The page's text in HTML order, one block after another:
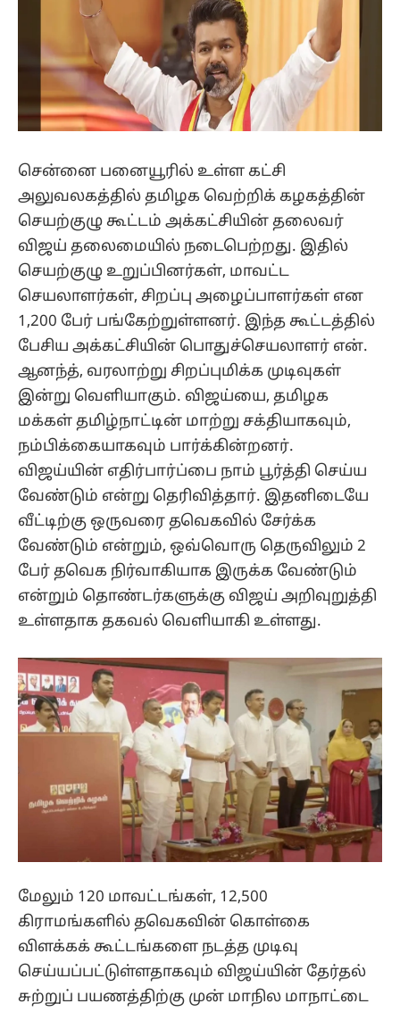
சென்னை பனையூரில் உள்ள கட்சி
அலுவலகத்தில் தமிழக வெற்றிக் கழகத்தின்
செயற்குழு கூட்டம் அக்கட்சியின் தலைவர்
விஜய் தலைமையில் நடைபெற்றது. இதில்
செயற்குழு உறுப்பினர்கள், மாவட்ட
செயலாளர்கள், சிறப்பு அழைப்பாளர்கள் என
1,200 பேர் பங்கேற்றுள்ளனர். இந்த கூட்டத்தில்
பேசிய அக்கட்சியின் பொதுச்செயலாளர் என்.
ஆனந்த், வரலாற்று சிறப்புமிக்க முடிவுகள்
இன்று வெளியாகும். விஜய்யை, தமிழக
மக்கள் தமிழ்நாட்டின் மாற்று சக்தியாகவும்,
நம்பிக்கையாகவும் பார்க்கின்றனர்.
விஜய்யின் எதிர்பார்ப்பை நாம் பூர்த்தி செய்ய
வேண்டும் என்று தெரிவித்தார். இதனிடையே
வீட்டிற்கு ஒருவரை தவெகவில் சேர்க்க
வேண்டும் என்றும், ஒவ்வொரு தெருவிலும் 2
பேர் தவெக நிர்வாகியாக இருக்க வேண்டும்
என்றும் தொண்டர்களுக்கு விஜய் அறிவுறுத்தி
உள்ளதாக தகவல் வெளியாகி உள்ளது.
மேலும் 120 மாவட்டங்கள், 12,500
கிராமங்களில் தவெகவின் கொள்கை
விளக்கக் கூட்டங்களை நடத்த முடிவு
செய்யப்பட்டுள்ளதாகவும் விஜய்யின் தேர்தல்
சுற்றுப் பயணத்திற்கு முன் மாநில மாநாட்டை